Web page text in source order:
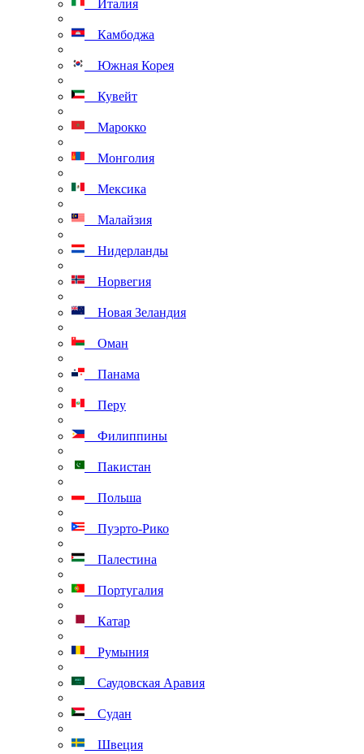
Италия
Камбоджа
Южная Корея
Кувейт
Марокко
Монголия
Мексика
Малайзия
Нидерланды
Норвегия
Новая Зеландия
Оман
Панама
Перу
Филиппины
Пакистан
Польша
Пуэрто-Рико
Палестина
Португалия
Катар
Румыния
Саудовская Аравия
Судан
Швеция